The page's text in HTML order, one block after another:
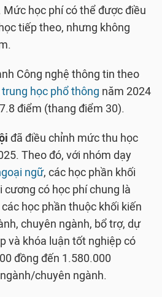
học phí có thể được điều
tiếp theo, nhưng không
Công nghệ thông tin theo
học phổ thông năm 2024
điểm (thang điểm 30).
đã điều chỉnh mức thu học
Theo đó, với nhóm dạy
ngữ, các học phần khối
cương có học phí chung là
học phần thuộc khối kiến
chuyên ngành, bổ trợ, dự
và khóa luận tốt nghiệp có
đồng đến 1.580.000
chuyên ngành.